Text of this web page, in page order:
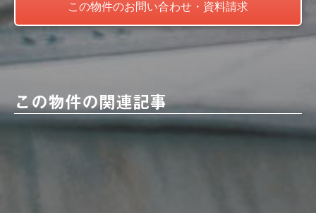
この物件の関連記事